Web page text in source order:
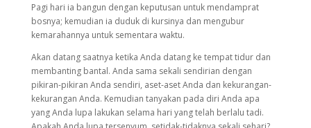
Pagi hari ia bangun dengan keputusan untuk mendamprat
bosnya; kemudian ia duduk di kursinya dan mengubur
kemarahannya untuk sementara waktu.
Akan datang saatnya ketika Anda datang ke tempat tidur dan
membanting bantal. Anda sama sekali sendirian dengan
pikiran-pikiran Anda sendiri, aset-aset Anda dan kekurangan-
kekurangan Anda. Kemudian tanyakan pada diri Anda apa
yang Anda lupa lakukan selama hari yang telah berlalu tadi.